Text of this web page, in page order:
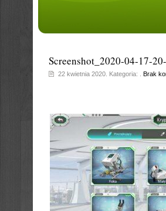
Screenshot_2020-04-17-
22 kwietnia 2020. Kategoria: . Brak